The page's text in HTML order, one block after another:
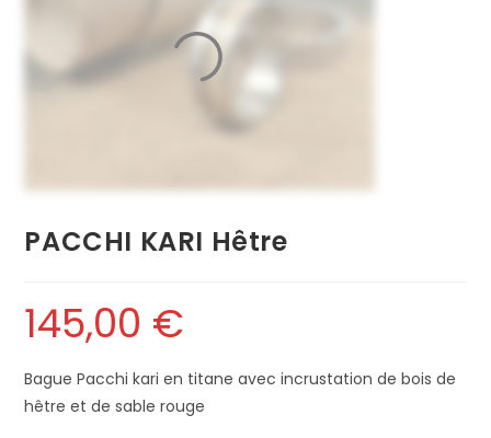
PACCHI KARI Hêtre
145,00 €
Bague Pacchi kari en titane avec incrustation de bois de
hêtre et de sable rouge